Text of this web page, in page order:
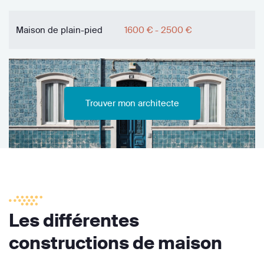
Maison de plain-pied 1600 € - 2500 €
Trouver mon architecte
Les différentes
constructions de maison